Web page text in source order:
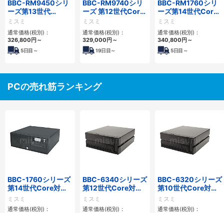
BBC-RM9450シリ
ーズ第13世代
Core・12世代
Celeron対応ラック
マウント4PCIe
ミスミ
通常価格(税別)：
326,800円～
5日目～
BBC-RM9740シリ
ーズ 第12世代Core
対応ラックマウント
FAPC4PCI・3PCIe
ミスミ
通常価格(税別)：
329,000円～
19日目～
BBC-RM1760シリ
ーズ第14世代Core
対応ラックマウント
3PCIe
ミスミ
通常価格(税別)：
340,800円～
5日目～
PCの売れ筋ランキング
BBC-1760シリーズ
第14世代Core対応
小型フロアマウント
3PCIe
ミスミ
通常価格(税別)：
BBC-6340シリーズ
第12世代Core対応
小型フロアマウント
PC2PCI/2PCIe
ミスミ
通常価格(税別)：
BBC-6320シリーズ
第10世代Core対応
小型フロアマウント
FAPC 2PCI・2PCIe
ミスミ
通常価格(税別)：